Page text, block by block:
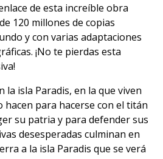
de esta increíble obra
120 millones de copias
y con varias adaptaciones
¡No te pierdas esta
la isla Paradis, en la que viven
hacen para hacerse con el titán
su patria y para defender sus
desesperadas culminan en
a la isla Paradis que se verá